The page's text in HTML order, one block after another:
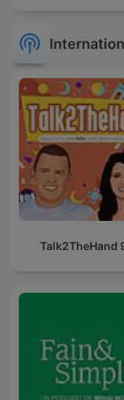
Talk2TheHand